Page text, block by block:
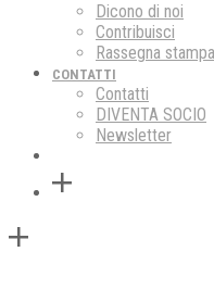
Dicono di noi
Contribuisci
Rassegna stampa
CONTATTI
Contatti
DIVENTA SOCIO
Newsletter